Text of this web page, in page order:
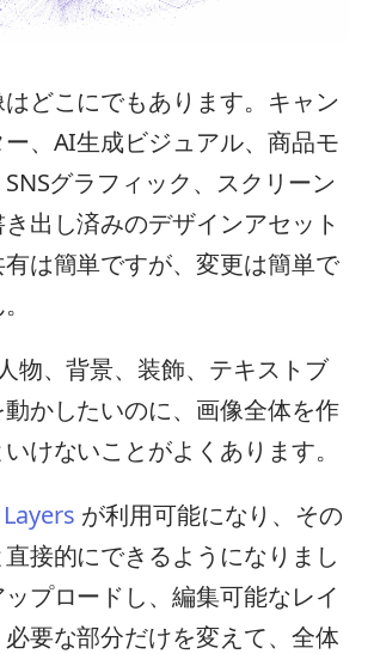
どこにでもあります。キャン
、AI生成ビジュアル、商品モ
グラフィック、スクリーン
出し済みのデザインアセット
は簡単ですが、変更は簡単で
物、背景、装飾、テキストブ
かしたいのに、画像全体を作
けないことがよくあります。
が利用可能になり、その
接的にできるようになりまし
プロードし、編集可能なレイ
要な部分だけを変えて、全体